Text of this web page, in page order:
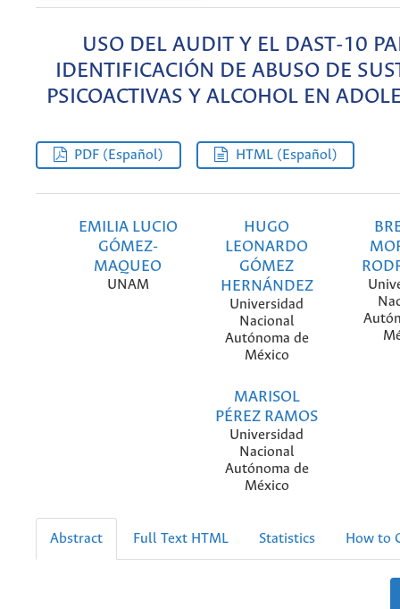
USO DEL AUDIT Y EL DAST-10
IDENTIFICACIÓN DE ABUSO DE
PSICOACTIVAS Y ALCOHOL EN
PDF (Español) HTML (Español)
EMILIA LUCIO
GÓMEZ-
MAQUEO
UNAM
HUGO
LEONARDO
GÓMEZ
HERNÁNDEZ
Universidad
Nacional
Autónoma de
México
MARISOL
PÉREZ RAMOS
Universidad
Nacional
Autónoma de
México
Abstract Full Text HTML Statistics How to